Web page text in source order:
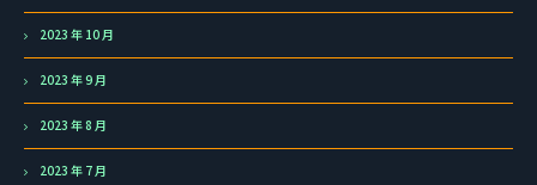
2023 年 10 月
2023 年 9 月
2023 年 8 月
2023 年 7 月